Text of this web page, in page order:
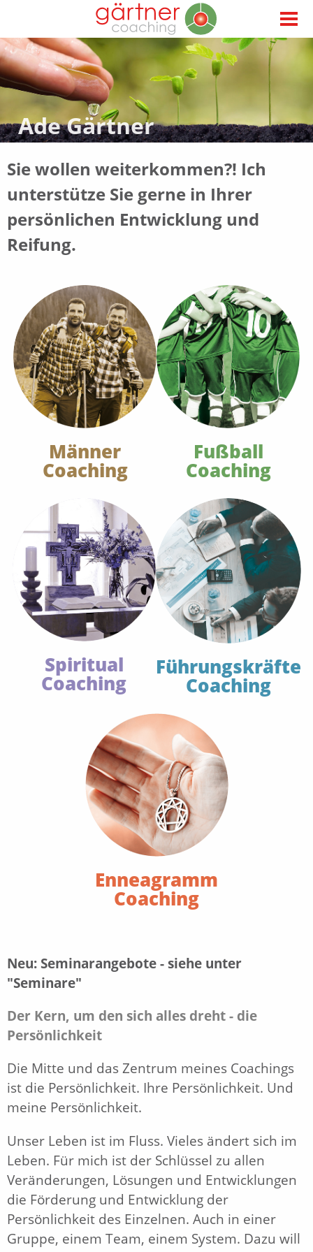
Ade Gärtner
Sie wollen weiterkommen?! Ich
unterstütze Sie gerne in Ihrer
persönlichen Entwicklung und
Reifung.
Männer
Coaching
Fußball
Coaching
Spiritual
Coaching
Führungskräfte
Coaching
Enneagramm
Coaching
Neu: Seminarangebote - siehe unter
"Seminare"
Der Kern, um den sich alles dreht - die
Persönlichkeit
Die Mitte und das Zentrum meines Coachings
ist die Persönlichkeit. Ihre Persönlichkeit. Und
meine Persönlichkeit.
Unser Leben ist im Fluss. Vieles ändert sich im
Leben. Für mich ist der Schlüssel zu allen
Veränderungen, Lösungen und Entwicklungen
die Förderung und Entwicklung der
Persönlichkeit des Einzelnen. Auch in einer
Gruppe, einem Team, einem System. Dazu will